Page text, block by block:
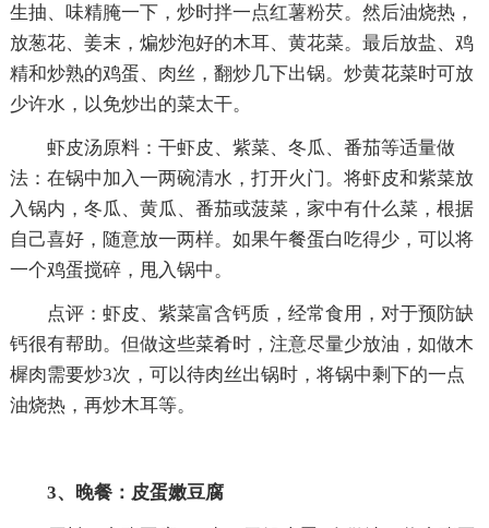
生抽、味精腌一下，炒时拌一点红薯粉芡。然后油烧热，
放葱花、姜末，煸炒泡好的木耳、黄花菜。最后放盐、鸡
精和炒熟的鸡蛋、肉丝，翻炒几下出锅。炒黄花菜时可放
少许水，以免炒出的菜太干。
虾皮汤原料：干虾皮、紫菜、冬瓜、番茄等适量做
法：在锅中加入一两碗清水，打开火门。将虾皮和紫菜放
入锅内，冬瓜、黄瓜、番茄或菠菜，家中有什么菜，根据
自己喜好，随意放一两样。如果午餐蛋白吃得少，可以将
一个鸡蛋搅碎，甩入锅中。
点评：虾皮、紫菜富含钙质，经常食用，对于预防缺
钙很有帮助。但做这些菜肴时，注意尽量少放油，如做木
樨肉需要炒3次，可以待肉丝出锅时，将锅中剩下的一点
油烧热，再炒木耳等。
3、晚餐：皮蛋嫩豆腐